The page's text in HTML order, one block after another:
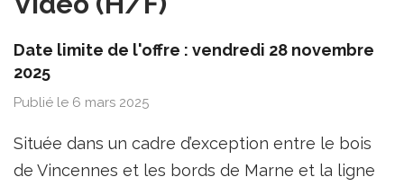
Date limite de l'offre : vendredi 28 novembre
2025
Publié le 6 mars 2025
Située dans un cadre d’exception entre le bois
de Vincennes et les bords de Marne et la ligne